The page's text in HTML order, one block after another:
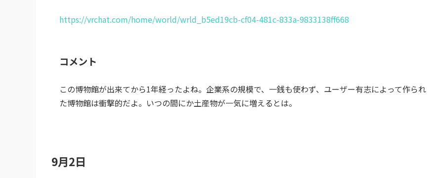
https://vrchat.com/home/world/wrld_b5ed19cb-cf04-481c-833a-9833138ff668
コメント
この博物館が出来てから1年経ったよね。企業系の規模で、一銭も使わず、ユーザー有志によって作られ
た博物館は衝撃的だよ。いつの間にか土産物が一気に増えるとは。
9月2日